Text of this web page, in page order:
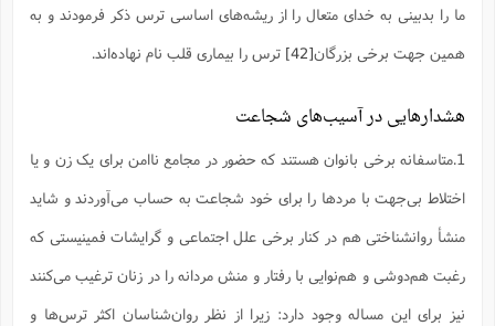
ما را بدبینی به خدای متعال را از ریشه‌های اساسی ترس ذکر فرمودند و به
همین جهت برخی بزرگان[42] ترس را بیماری قلب نام نهاده‌اند.
هشدارهایی در آسیب‌های شجاعت
1.متاسفانه برخی بانوان هستند که حضور در مجامع ناامن برای یک زن و یا
اختلاط بی‌جهت با مردها را برای خود شجاعت به حساب می‌آوردند و شاید
منشأ روانشناختی هم در کنار برخی علل اجتماعی و گرایشات فمینیستی که
رغبت هم‌دوشی و هم‌نوایی با رفتار و منش مردانه را در زنان ترغیب می‌کنند
نیز برای این مساله وجود دارد: زیرا از نظر روان‌شناسان اکثر ترس‌ها و